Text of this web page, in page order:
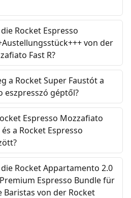
Rocket Espresso
von der
Fast R?
a Rocket Super Faustót a
eszpresszó géptől?
Espresso Mozzafiato
a Rocket Espresso
Rocket Appartamento 2.0
Espresso Bundle für
von der Rocket